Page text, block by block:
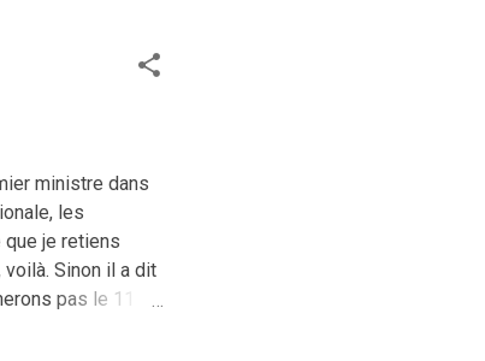
ministre dans
les
je retiens
Sinon il a dit
pas le 11